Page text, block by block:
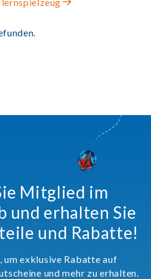
Mitglied im
und erhalten Sie
und Rabatte!
um exklusive Rabatte auf
und mehr zu erhalten.